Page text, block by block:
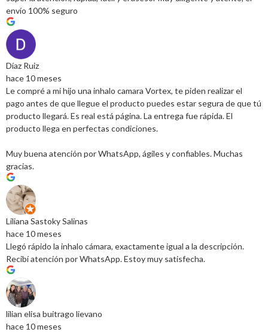
envío 100% seguro
Díaz Ruiz
hace 10 meses
Le compré a mi hijo una inhalo camara Vortex, te piden realizar el
pago antes de que llegue el producto puedes estar segura de que tú
producto llegará. Es real está página. La entrega fue rápida. El
producto llega en perfectas condiciones.
Muy buena atención por WhatsApp, ágiles y confiables. Muchas
gracias.
Liliana Sastoky Salinas
hace 10 meses
Llegó rápido la inhalo cámara, exactamente igual a la descripción.
Recibí atención por WhatsApp. Estoy muy satisfecha.
lilian elisa buitrago lievano
hace 10 meses